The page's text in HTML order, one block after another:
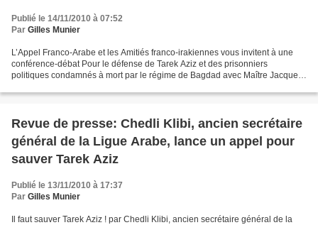
Publié le 14/11/2010 à 07:52
Par Gilles Munier
L’Appel Franco-Arabe et les Amitiés franco-irakiennes vous invitent à une
conférence-débat Pour le défense de Tarek Aziz et des prisonniers
politiques condamnés à mort par le régime de Bagdad avec Maître Jacques
Revue de presse: Chedli Klibi, ancien secrétaire
général de la Ligue Arabe, lance un appel pour
sauver Tarek Aziz
Publié le 13/11/2010 à 17:37
Par Gilles Munier
Il faut sauver Tarek Aziz ! par Chedli Klibi, ancien secrétaire général de la